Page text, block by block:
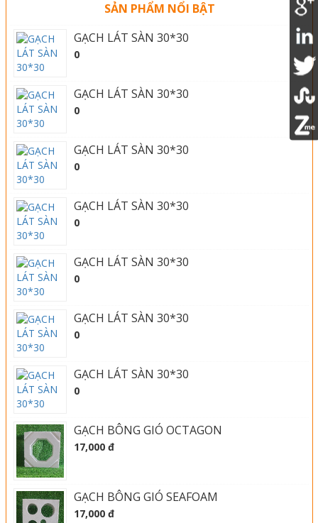
SẢN PHẨM NỔI BẬT
GẠCH LÁT SÀN 30*30
0
GẠCH LÁT SÀN 30*30
0
GẠCH LÁT SÀN 30*30
0
GẠCH LÁT SÀN 30*30
0
GẠCH LÁT SÀN 30*30
0
GẠCH LÁT SÀN 30*30
0
GẠCH LÁT SÀN 30*30
0
GẠCH BÔNG GIÓ OCTAGON
17,000 đ
GẠCH BÔNG GIÓ SEAFOAM
17,000 đ